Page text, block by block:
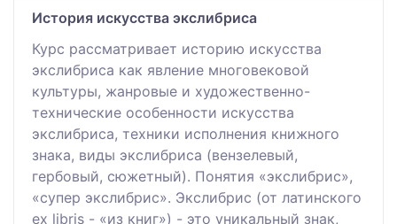
История искусства экслибриса
Курс рассматривает историю искусства
экслибриса как явление многовековой
культуры, жанровые и художественно-
технические особенности искусства
экслибриса, техники исполнения книжного
знака, виды экслибриса (вензелевый,
гербовый, сюжетный). Понятия «экслибрис»,
«супер экслибрис». Экслибрис (от латинского
ex libris - «из книг») - это уникальный знак,